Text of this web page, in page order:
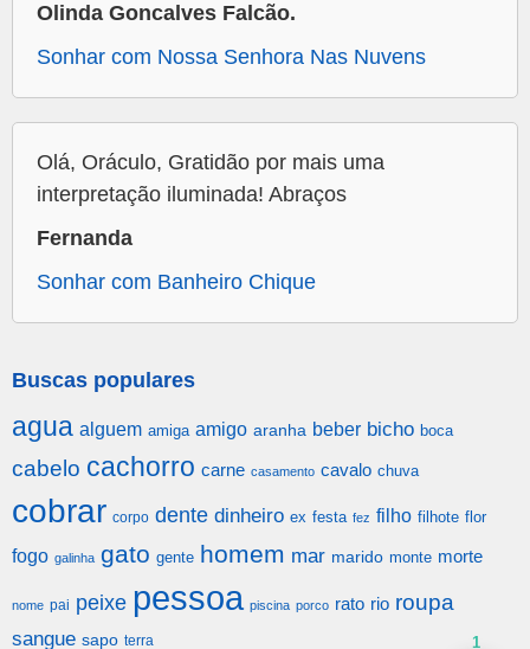
Olinda Goncalves Falcão.
Sonhar com Nossa Senhora Nas Nuvens
Olá, Oráculo, Gratidão por mais uma
interpretação iluminada! Abraços
Fernanda
Sonhar com Banheiro Chique
Buscas populares
agua alguem amiga amigo aranha beber bicho boca
cabelo cachorro carne casamento cavalo chuva
cobrar corpo dente dinheiro ex festa fez filho filhote flor
fogo galinha gato gente homem mar marido monte morte
nome pai peixe pessoa piscina porco rato rio roupa
sangue sapo terra 1